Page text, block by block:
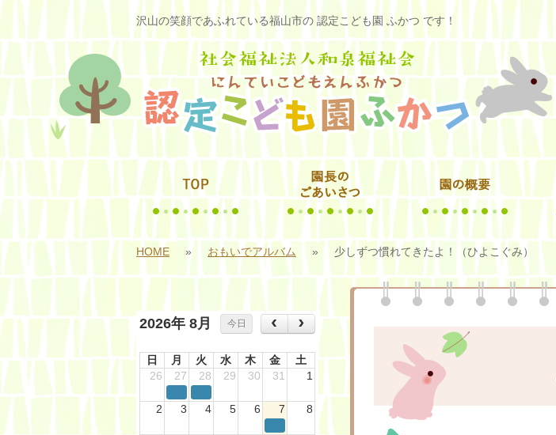
沢山の笑顔であふれている福山市の 認定こども園 ふかつ です！
HOME » おもいでアルバム » 少しずつ慣れてきたよ！（ひよこぐみ）
2026年 8月 今日
日 月 火 水 木 金
土
26
27 28 29 30 31 1
2 3 4 5 6 7 8